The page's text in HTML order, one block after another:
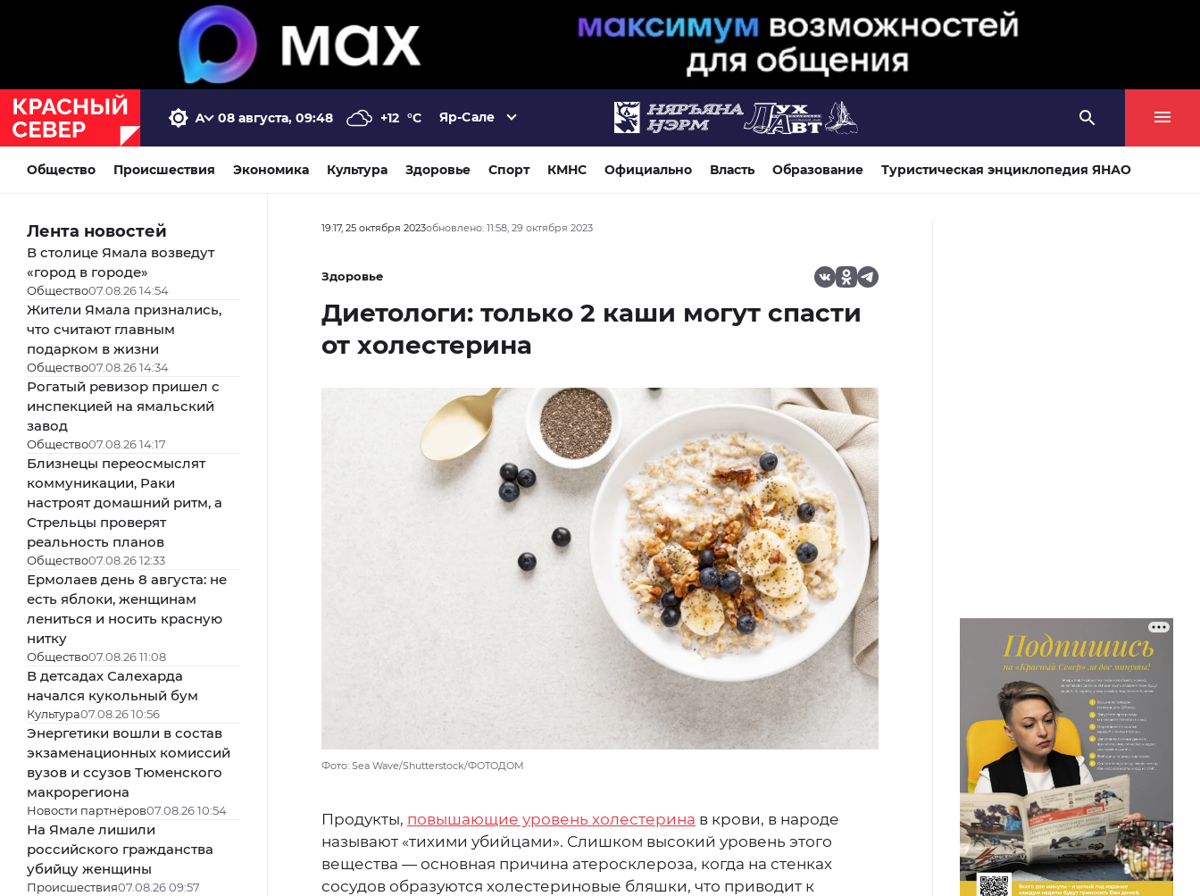
08 августа, 09:48 +12 °C Яр-Сале
Общество Происшествия Экономика Культура Здоровье Спорт КМНС Официально Власть Образование Туристическая энциклопедия ЯНАО
Лента новостей
В столице Ямала возведут
«город в городе»
Общество07.08.26 14:54
Жители Ямала признались,
что считают главным
подарком в жизни
Общество07.08.26 14:34
Рогатый ревизор пришел с
инспекцией на ямальский
завод
Общество07.08.26 14:17
Близнецы переосмыслят
коммуникации, Раки
настроят домашний ритм, а
Стрельцы проверят
реальность планов
Общество07.08.26 12:33
Ермолаев день 8 августа: не
есть яблоки, женщинам
лениться и носить красную
нитку
Общество07.08.26 11:08
В детсадах Салехарда
начался кукольный бум
Культура07.08.26 10:56
Энергетики вошли в состав
экзаменационных комиссий
вузов и ссузов Тюменского
макрорегиона
Новости партнёров07.08.26 10:54
На Ямале лишили
российского гражданства
убийцу женщины
Происшествия07.08.26 09:57
19:17, 25 октября 2023обновлено: 11:58, 29 октября 2023
Здоровье
Диетологи: только 2 каши могут спасти
от холестерина
Фото: Sea Wave/Shutterstock/ФОТОДОМ
Продукты, повышающие уровень холестерина в крови, в народе
называют «тихими убийцами». Слишком высокий уровень этого
вещества — основная причина атеросклероза, когда на стенках
сосудов образуются холестериновые бляшки, что приводит к